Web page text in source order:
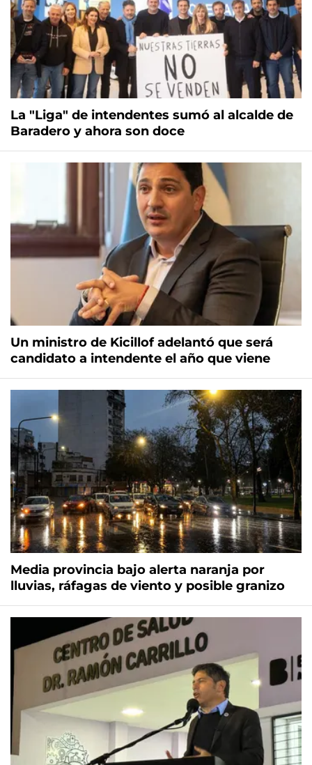
La "Liga" de intendentes sumó al alcalde de
Baradero y ahora son doce
Un ministro de Kicillof adelantó que será
candidato a intendente el año que viene
Media provincia bajo alerta naranja por
lluvias, ráfagas de viento y posible granizo